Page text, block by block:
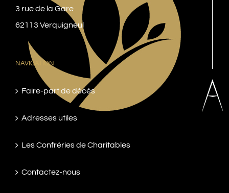
3 rue de la Gare
62113 Verquigneul
NAVIGATION
Faire-part de décès
Adresses utiles
Les Confréries de Charitables
Contactez-nous